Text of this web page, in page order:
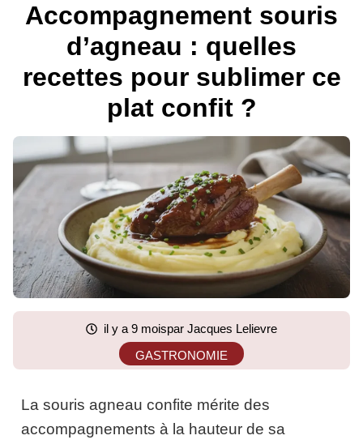
Accompagnement souris
d’agneau : quelles
recettes pour sublimer ce
plat confit ?
il y a 9 moispar Jacques Lelievre
GASTRONOMIE
La souris agneau confite mérite des
accompagnements à la hauteur de sa